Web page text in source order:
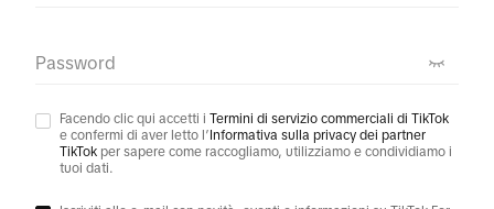
Password
Facendo clic qui accetti i Termini di servizio commerciali di TikTok
e confermi di aver letto l’ Informativa sulla privacy dei partner
TikTok per sapere come raccogliamo, utilizziamo e condividiamo i
tuoi dati.